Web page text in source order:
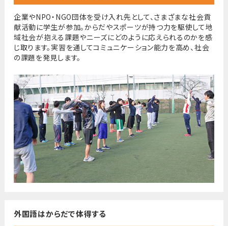
企業やNPO・NGO団体を受け入れ先として、さまざまな社会貢
献活動に学生が参加。からだやスポーツが持つ力を駆使して地
域社会が抱える課題やニーズにどのように応えられるのかを感
じ取ります。実習を通してコミュニケーション能力を高め、社会
の課題を発見します。
外国語はからだで体得する